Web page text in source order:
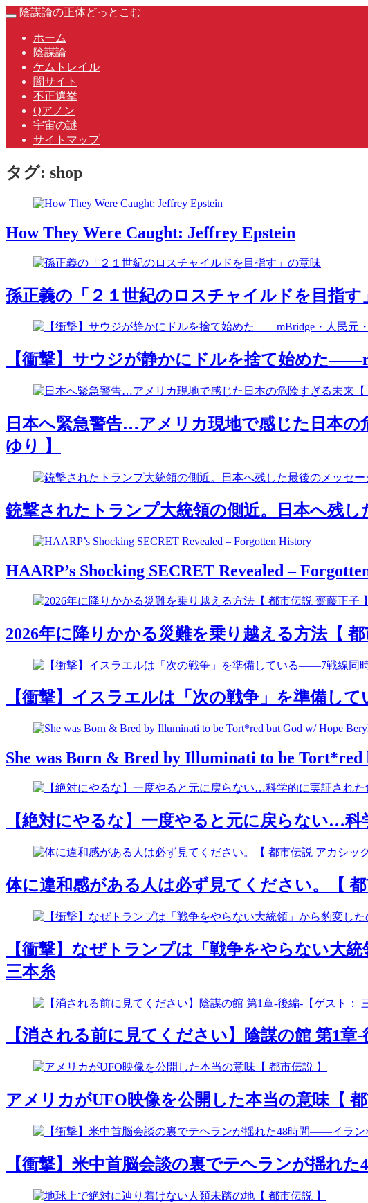
Skip
content
Toggle
陰謀論の正体どっとこむ
ホーム
陰謀論
ケムトレイル
闇サイト
不正選挙
Qアノン
宇宙の謎
サイトマップ
タグ: shop
How They Were Caught: Jeffrey Epstein
孫正義の「２１世紀のロスチャイルドを目指す
【衝撃】サウジが静かにドルを捨て始めた
日本へ緊急警告…アメリカ現地で感じた日本
ゆり 】
銃撃されたトランプ大統領の側近。日本へ残
HAARP’s Shocking SECRET Revealed –
2026年に降りかかる災難を乗り越える方法【 都
【衝撃】イスラエルは「次の戦争」を準備し
She was Born & Bred by Illuminati to be
【絶対にやるな】一度やると元に戻らない…
体に違和感がある人は必ず見てください。【
【衝撃】なぜトランプは「戦争をやらない大
三本糸
【消される前に見てください】陰謀の館 第1章
アメリカがUFO映像を公開した本当の意味【 都
【衝撃】米中首脳会談の裏でテヘランが揺れ